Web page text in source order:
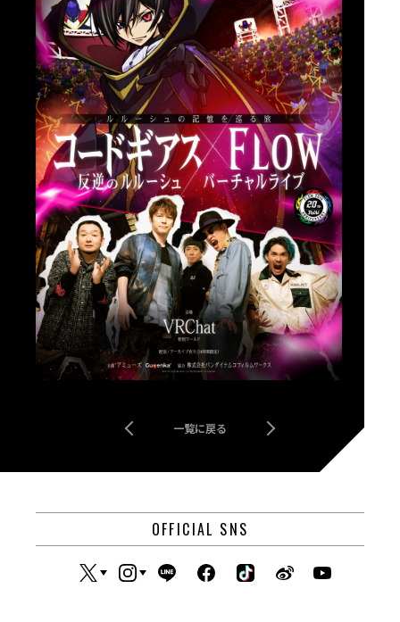
一覧に戻る
OFFICIAL SNS